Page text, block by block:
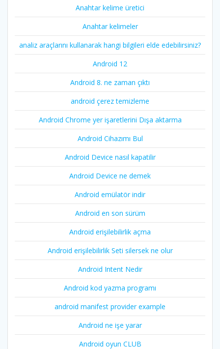
Anahtar kelime üretici
Anahtar kelimeler
analiz araçlarını kullanarak hangi bilgileri elde edebilirsiniz?
Android 12
Android 8. ne zaman çıktı
android çerez temizleme
Android Chrome yer işaretlerini Dışa aktarma
Android Cihazımı Bul
Android Device nasıl kapatilir
Android Device ne demek
Android emülatör indir
Android en son sürüm
Android erişilebilirlik açma
Android erişilebilirlik Seti silersek ne olur
Android Intent Nedir
Android kod yazma programı
android manifest provider example
Android ne işe yarar
Android oyun CLUB